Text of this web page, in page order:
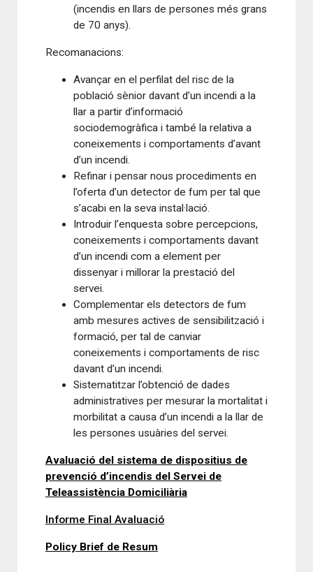
(incendis en llars de persones més grans
de 70 anys).
Recomanacions:
Avançar en el perfilat del risc de la
població sènior davant d’un incendi a la
llar a partir d’informació
sociodemogràfica i també la relativa a
coneixements i comportaments d’avant
d’un incendi.
Refinar i pensar nous procediments en
l’oferta d’un detector de fum per tal que
s’acabi en la seva instal·lació.
Introduir l’enquesta sobre percepcions,
coneixements i comportaments davant
d’un incendi com a element per
dissenyar i millorar la prestació del
servei.
Complementar els detectors de fum
amb mesures actives de sensibilització i
formació, per tal de canviar
coneixements i comportaments de risc
davant d’un incendi.
Sistematitzar l’obtenció de dades
administratives per mesurar la mortalitat i
morbilitat a causa d’un incendi a la llar de
les persones usuàries del servei.
Avaluació del sistema de dispositius de
prevenció d’incendis del Servei de
Teleassistència Domiciliària
Informe Final Avaluació
Policy Brief de Resum